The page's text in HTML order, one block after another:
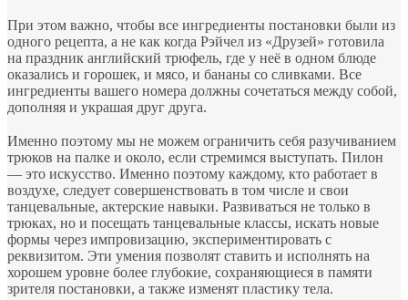
При этом важно, чтобы все ингредиенты постановки были из
одного рецепта, а не как когда Рэйчел из «Друзей» готовила
на праздник английский трюфель, где у неё в одном блюде
оказались и горошек, и мясо, и бананы со сливками. Все
ингредиенты вашего номера должны сочетаться между собой,
дополняя и украшая друг друга.
Именно поэтому мы не можем ограничить себя разучиванием
трюков на палке и около, если стремимся выступать. Пилон
— это искусство. Именно поэтому каждому, кто работает в
воздухе, следует совершенствовать в том числе и свои
танцевальные, актерские навыки. Развиваться не только в
трюках, но и посещать танцевальные классы, искать новые
формы через импровизацию, экспериментировать с
реквизитом. Эти умения позволят ставить и исполнять на
хорошем уровне более глубокие, сохраняющиеся в памяти
зрителя постановки, а также изменят пластику тела.